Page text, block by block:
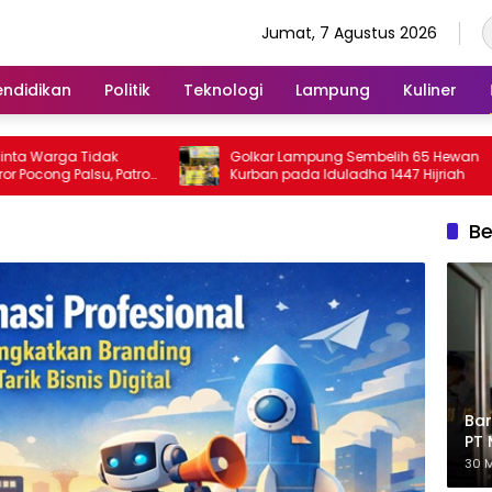
Jumat, 7 Agustus 2026
Politik Teknologi Lampung Kuliner
Patroli
Golkar Lampung Sembelih 65 Hewan
Kurban pada Iduladha 1447 Hijriah
PT
30